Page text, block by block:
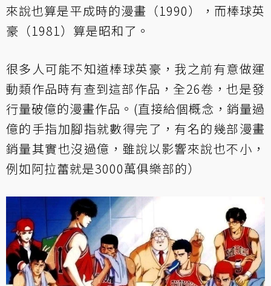
來說也算是平成時的漫畫（1990），而棒球英
豪（1981）算是昭和了。
很多人可能不知道棒球英豪，我之前有意做運
動類作品時有查到這部作品，全26卷，也是發
行量破億的漫畫作品。(直接給個概念，銷量過
億的手指加腳指就數得完了，有名的幾部漫畫
銷量其實也沒過億，雖說以影響來說也不小，
例如阿拉蕾就是3000萬俱樂部的）